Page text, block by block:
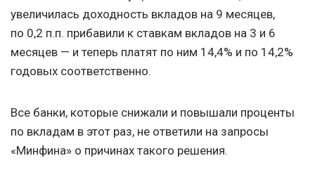
увеличилась доходность вкладов на 9 месяцев,
по 0,2 п.п. прибавили к ставкам вкладов на 3 и 6
месяцев — и теперь платят по ним 14,4% и по 14,2%
годовых соответственно.
Все банки, которые снижали и повышали проценты
по вкладам в этот раз, не ответили на запросы
«Минфина» о причинах такого решения.